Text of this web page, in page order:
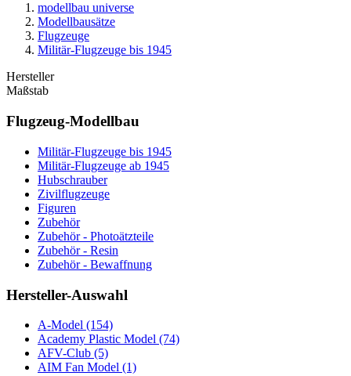
modellbau universe
Modellbausätze
Flugzeuge
Militär-Flugzeuge bis 1945
Hersteller
Maßstab
Flugzeug-Modellbau
Militär-Flugzeuge bis 1945
Militär-Flugzeuge ab 1945
Hubschrauber
Zivilflugzeuge
Figuren
Zubehör
Zubehör - Photoätzteile
Zubehör - Resin
Zubehör - Bewaffnung
Hersteller-Auswahl
A-Model (154)
Academy Plastic Model (74)
AFV-Club (5)
AIM Fan Model (1)